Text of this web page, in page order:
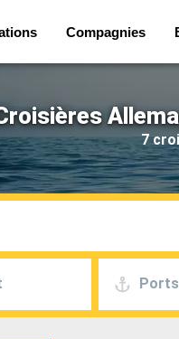
Compagnies
7
Ports